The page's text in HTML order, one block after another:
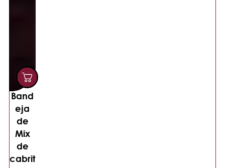
Band
eja
de
Mix
de
cabrit